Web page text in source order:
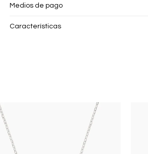
Medios de pago
Características